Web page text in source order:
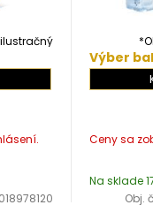
Výber
Na sklade
Obj.